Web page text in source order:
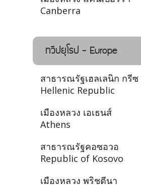
Canberra
ทวีปยุโรป - Europe
สาธารณรัฐเฮลเลนิก กรีซ
Hellenic Republic
เมืองหลวง เอเธนส์
Athens
สาธารณรัฐคอซอวอ
Republic of Kosovo
เมืองหลวง พริชตีนา